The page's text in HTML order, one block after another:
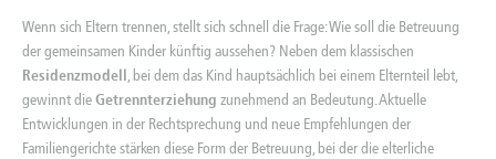
Wenn sich Eltern trennen, stellt sich schnell die Frage: Wie soll die Betreuung
der gemeinsamen Kinder künftig aussehen? Neben dem klassischen
Residenzmodell, bei dem das Kind hauptsächlich bei einem Elternteil lebt,
gewinnt dieGetrennterziehung zunehmend an Bedeutung. Aktuelle
Entwicklungen in der Rechtsprechung und neue Empfehlungen der
Familiengerichte stärken diese Form der Betreuung, bei der die elterliche